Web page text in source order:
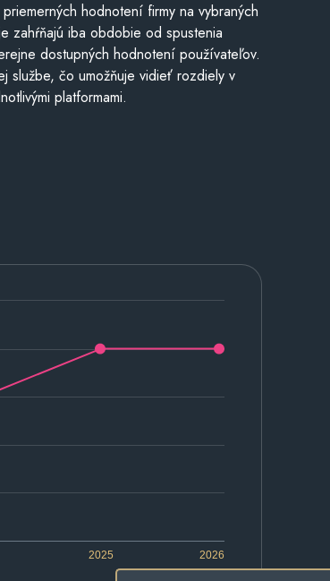
hodnotení firmy na vybraných
zahŕňajú iba obdobie od spustenia
dostupných hodnotení používateľov.
službe, čo umožňuje vidieť rozdiely v
platformami.
2025 2026